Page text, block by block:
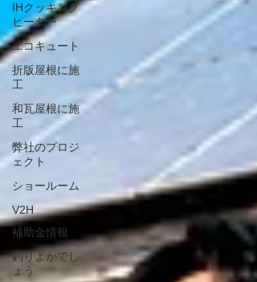
IHクッキング
ヒーター
エコキュート
折版屋根に施
工
和瓦屋根に施
工
弊社のプロジ
ェクト
ショールーム
V2H
補助金情報
釣りよかでし
ょう